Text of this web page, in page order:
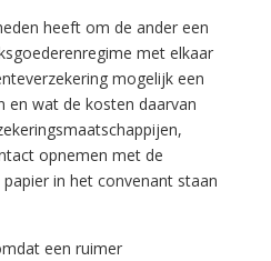
heeft om de ander een
met elkaar
mogelijk een
en wat de kosten daarvan
opnemen met de
in het convenant staan
een ruimer